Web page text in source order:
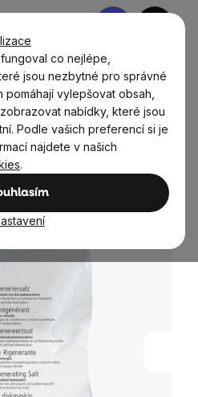
co nejlépe,
jsou nezbytné pro správné
vylepšovat obsah,
nabídky, které jsou
Podle vašich preferencí si je
najdete v našich
.
Nákupní
Čisticí prostředky
SŮL DO MYČKY 2